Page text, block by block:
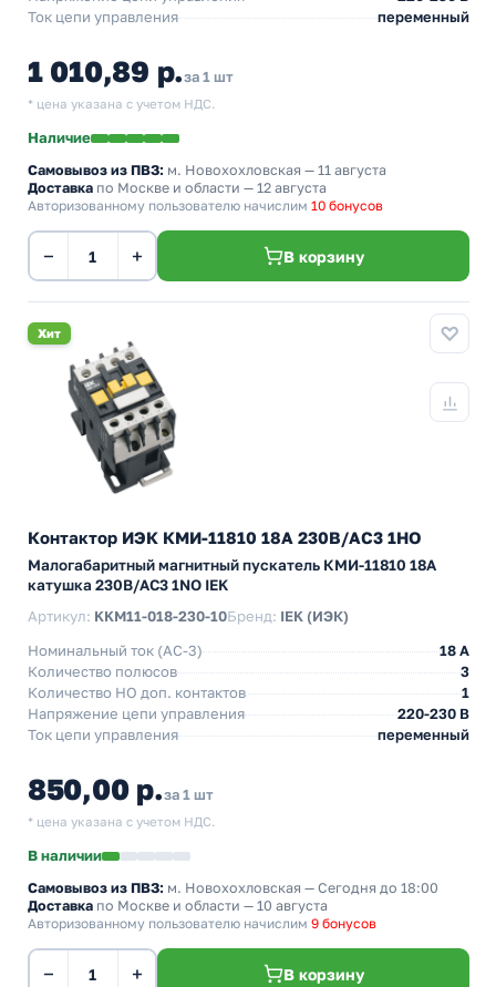
Ток цепи управления
переменный
1 010,89 р.за 1 шт
* цена указана с учетом НДС.
Наличие
Самовывоз из ПВЗ: м. Новохохловская — 11 августа
Доставка по Москве и области — 12 августа
Авторизованному пользователю начислим 10 бонусов
− + В корзину
Хит
Контактор ИЭК КМИ-11810 18А 230В/АС3 1НО
Малогабаритный магнитный пускатель КМИ-11810 18А
катушка 230В/АС3 1NO IEK
Артикул: KKM11-018-230-10Бренд: IEK (ИЭК)
Номинальный ток (АС-3)
18 A
Количество полюсов
3
Количество НO доп. контактов
1
Напряжение цепи управления
220-230 В
Ток цепи управления
переменный
850,00 р.за 1 шт
* цена указана с учетом НДС.
В наличии
Самовывоз из ПВЗ: м. Новохохловская — Сегодня до 18:00
Доставка по Москве и области — 10 августа
Авторизованному пользователю начислим 9 бонусов
− + В корзину